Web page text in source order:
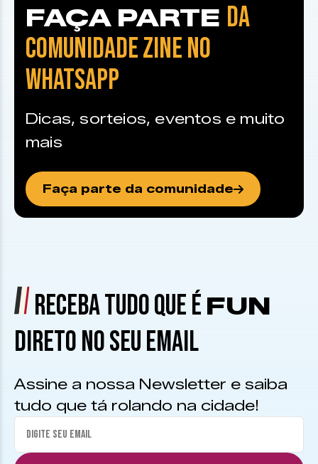
FAÇA PARTE DA
COMUNIDADE ZINE NO
WHATSAPP
Dicas, sorteios, eventos e muito
mais
Faça parte da comunidade
RECEBA TUDO QUE É FUN
DIRETO NO SEU EMAIL
Assine a nossa Newsletter e saiba
tudo que tá rolando na cidade!